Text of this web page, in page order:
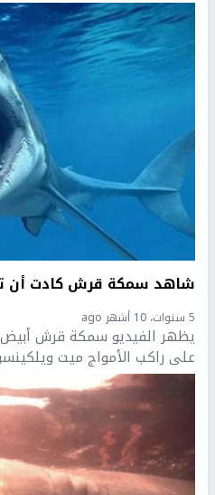
شاهد سمكة قرش كادت أن
5 سنوات، 10 أشهر ago
يظهر الفيديو سمكة قرش
على راكب الأمواج ميت